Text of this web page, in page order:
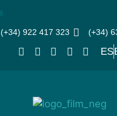
(+34) 922 417 323 (+34)
ES